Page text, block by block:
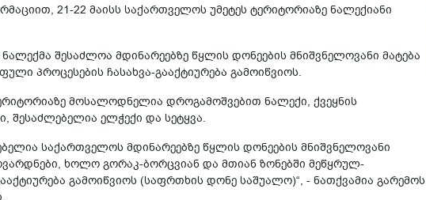
21-22 მაისს საქართველოს უმეტეს ტერიტორიაზე ნალექიანი
შესაძლოა მდინარეებზე წყლის დონეების მნიშვნელოვანი მატება
პროცესების ჩასახვა-გააქტიურება გამოიწვიოს.
მოსალოდნელია დროგამოშვებით ნალექი, ქვეყნის
შესაძლებელია ელჭექი და სეტყვა.
საქართველოს მდინარეებზე წყლის დონეების მნიშვნელოვანი
ხოლო გორაკ-ბორცვიან და მთიან ზონებში მეწყრულ-
გამოიწვიოს (საფრთხის დონე საშუალო)“, - ნათქვამია გარემოს